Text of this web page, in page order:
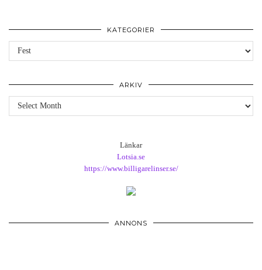
KATEGORIER
Kategorier
ARKIV
Arkiv
Länkar
Lotsia.se
https://www.billigarelinser.se/
ANNONS